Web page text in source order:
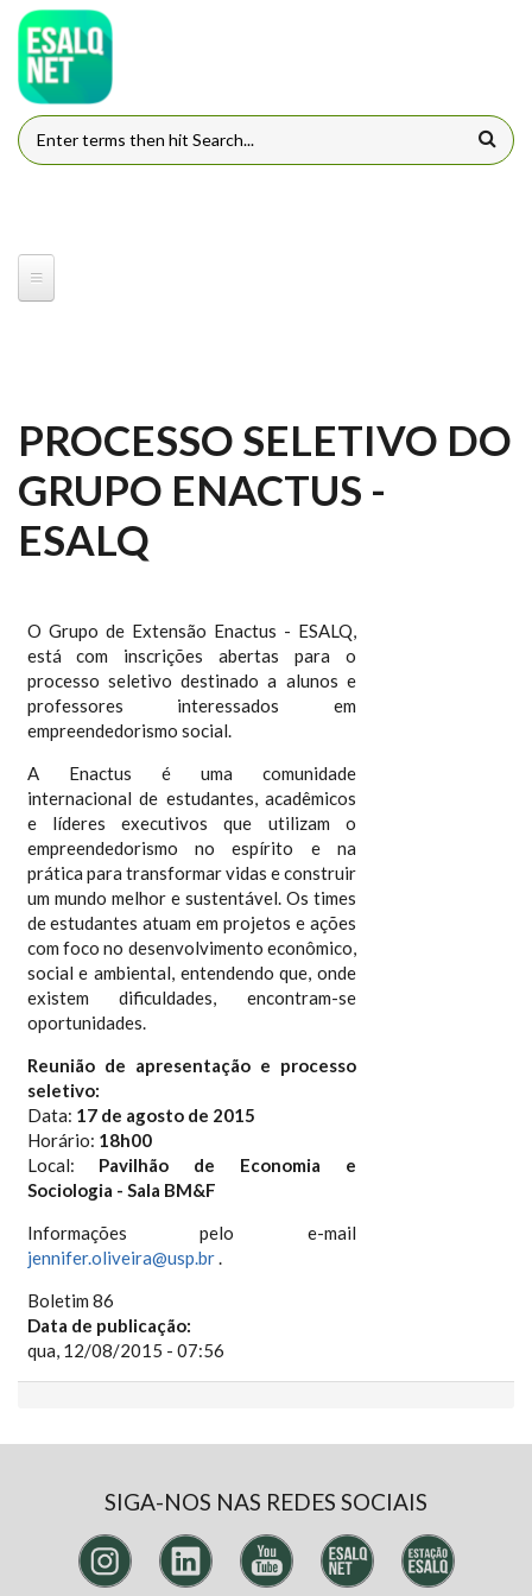
Pular para o conteúdo principal
FORMULÁRIO DE BUSCA
PROCESSO SELETIVO DO
GRUPO ENACTUS -
ESALQ
O Grupo de Extensão Enactus - ESALQ,
está com inscrições abertas para o
processo seletivo destinado a alunos e
professores interessados em
empreendedorismo social.
A Enactus é uma comunidade
internacional de estudantes, acadêmicos
e líderes executivos que utilizam o
empreendedorismo no espírito e na
prática para transformar vidas e construir
um mundo melhor e sustentável. Os times
de estudantes atuam em projetos e ações
com foco no desenvolvimento econômico,
social e ambiental, entendendo que, onde
existem dificuldades, encontram-se
oportunidades.
Reunião de apresentação e processo
seletivo:
Data: 17 de agosto de 2015
Horário: 18h00
Local: Pavilhão de Economia e
Sociologia - Sala BM&F
Informações pelo e-mail
jennifer.oliveira@usp.br.
Boletim 86
Data de publicação:
qua, 12/08/2015 - 07:56
SIGA-NOS NAS REDES SOCIAIS